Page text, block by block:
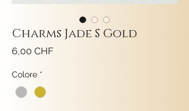
Charms Jade S Gold
6,00 CHFPrezzo
Colore *